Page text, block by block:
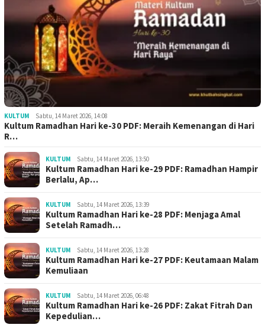
KULTUM Sabtu, 14 Maret 2026, 14:08
Kultum Ramadhan Hari ke-30 PDF: Meraih Kemenangan di Hari
R…
KULTUM Sabtu, 14 Maret 2026, 13:50
Kultum Ramadhan Hari ke-29 PDF: Ramadhan Hampir
Berlalu, Ap…
KULTUM Sabtu, 14 Maret 2026, 13:39
Kultum Ramadhan Hari ke-28 PDF: Menjaga Amal
Setelah Ramadh…
KULTUM Sabtu, 14 Maret 2026, 13:28
Kultum Ramadhan Hari ke-27 PDF: Keutamaan Malam
Kemuliaan
KULTUM Sabtu, 14 Maret 2026, 06:48
Kultum Ramadhan Hari ke-26 PDF: Zakat Fitrah Dan
Kepedulian…